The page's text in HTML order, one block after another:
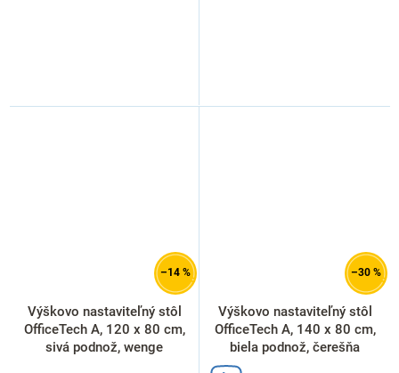
–14 %
Výškovo nastaviteľný stôl
OfficeTech A, 120 x 80 cm,
sivá podnož, wenge
–30 %
Výškovo nastaviteľný stôl
OfficeTech A, 140 x 80 cm,
biela podnož, čerešňa